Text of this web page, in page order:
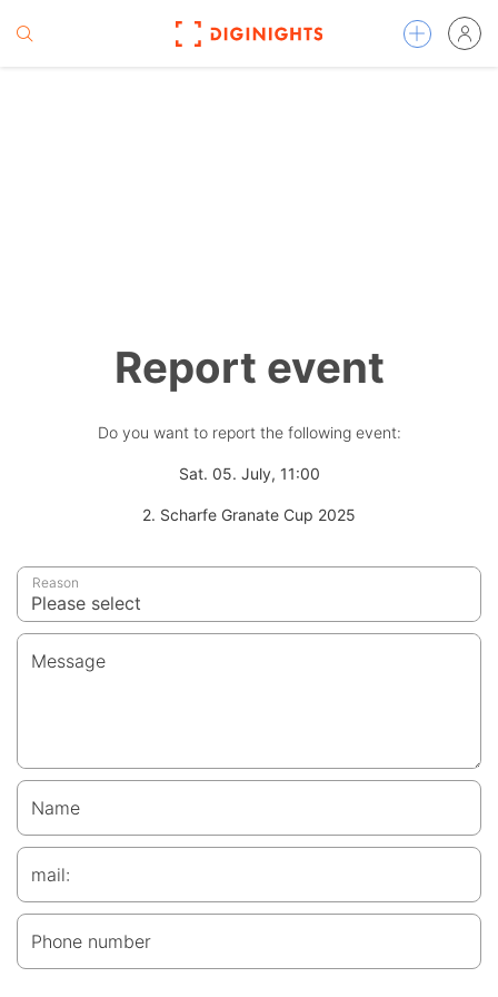
Report event
Do you want to report the following event:
Sat. 05. July, 11:00
2. Scharfe Granate Cup 2025
Reason
Message
Name
mail:
Phone number